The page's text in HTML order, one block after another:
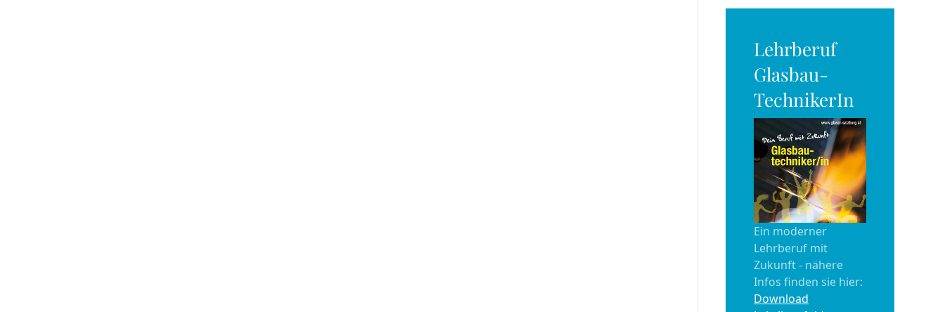
Lehrberuf
Glasbau-
TechnikerIn
Ein moderner
Lehrberuf mit
Zukunft - nähere
Infos finden sie hier:
Download